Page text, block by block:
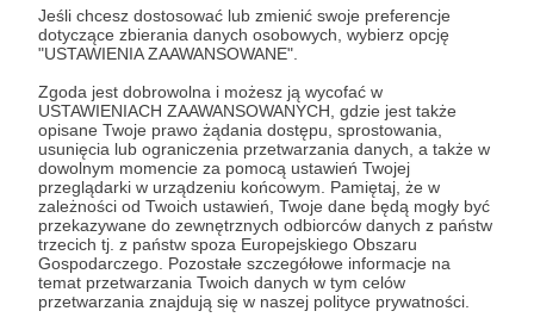
Jeśli chcesz dostosować lub zmienić swoje preferencje
dotyczące zbierania danych osobowych, wybierz opcję
"USTAWIENIA ZAAWANSOWANE".
Zgoda jest dobrowolna i możesz ją wycofać w
USTAWIENIACH ZAAWANSOWANYCH, gdzie jest także
opisane Twoje prawo żądania dostępu, sprostowania,
usunięcia lub ograniczenia przetwarzania danych, a także w
dowolnym momencie za pomocą ustawień Twojej
przeglądarki w urządzeniu końcowym. Pamiętaj, że w
zależności od Twoich ustawień, Twoje dane będą mogły być
przekazywane do zewnętrznych odbiorców danych z państw
trzecich tj. z państw spoza Europejskiego Obszaru
Gospodarczego. Pozostałe szczegółowe informacje na
temat przetwarzania Twoich danych w tym celów
przetwarzania znajdują się w naszej polityce prywatności.
Grupa Filmowa Darwin
Zobacz profil autora